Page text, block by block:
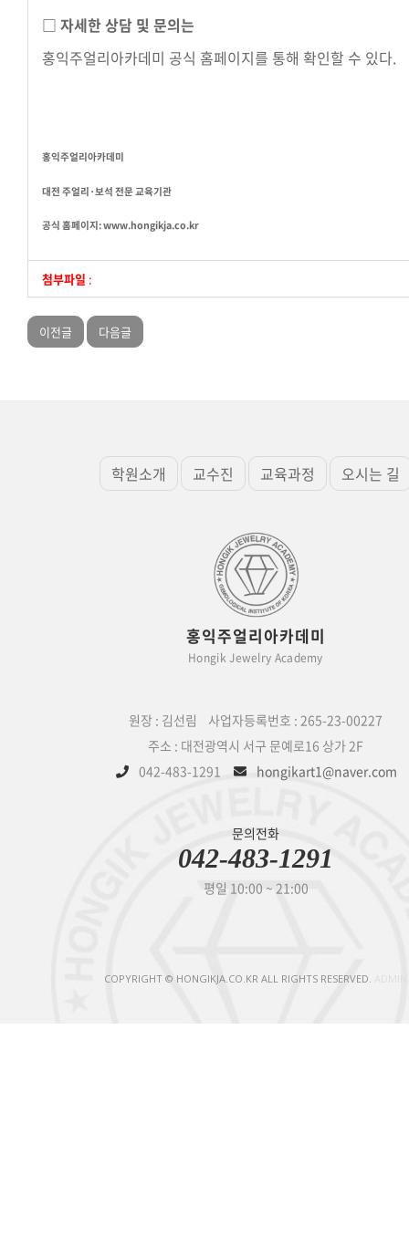
□ 자세한 상담 및 문의는
홍익주얼리아카데미 공식 홈페이지를 통해 확인할 수 있다.
홍익주얼리아카데미
대전 주얼리·보석 전문 교육기관
공식 홈페이지:www.hongikja.co.kr
첨부파일 :
이전글 다음글
학원소개 교수진 교육과정 오시는 길
홍익주얼리아카데미
Hongik Jewelry Academy
원장 : 김선림 사업자등록번호 : 265-23-00227
주소 : 대전광역시 서구 문예로16 상가 2F
042-483-1291
hongikart1@naver.com
문의전화
042-483-1291
평일 10:00 ~ 21:00
COPYRIGHT © HONGIKJA.CO.KR ALL RIGHTS RESERVED.